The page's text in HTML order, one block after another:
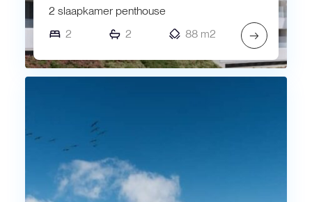
2 slaapkamer penthouse
2
2 88 m2 →